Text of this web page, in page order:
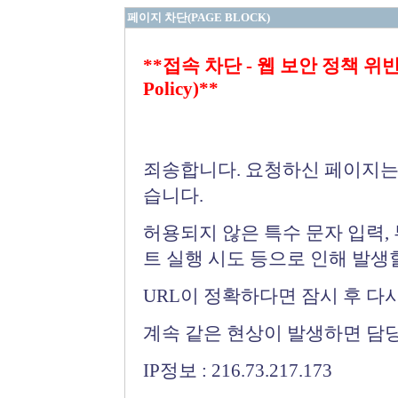
페이지 차단(PAGE BLOCK)
**접속 차단 - 웹 보안 정책 위
Policy)**
죄송합니다. 요청하신 페이지
습니다.
허용되지 않은 특수 문자 입력
트 실행 시도 등으로 인해 발생
URL이 정확하다면 잠시 후 다
계속 같은 현상이 발생하면 담
IP정보 : 216.73.217.173